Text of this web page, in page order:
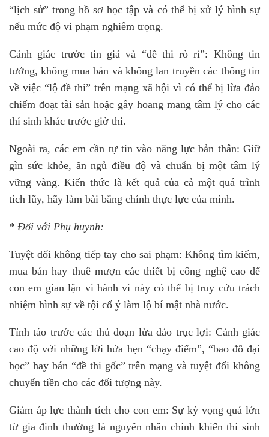
“lịch sử” trong hồ sơ học tập và có thể bị xử lý hình sự
nếu mức độ vi phạm nghiêm trọng.
Cảnh giác trước tin giả và “đề thi rò rỉ”: Không tin
tưởng, không mua bán và không lan truyền các thông tin
về việc “lộ đề thi” trên mạng xã hội vì có thể bị lừa đảo
chiếm đoạt tài sản hoặc gây hoang mang tâm lý cho các
thí sinh khác trước giờ thi.
Ngoài ra, các em cần tự tin vào năng lực bản thân: Giữ
gìn sức khỏe, ăn ngủ điều độ và chuẩn bị một tâm lý
vững vàng. Kiến thức là kết quả của cả một quá trình
tích lũy, hãy làm bài bằng chính thực lực của mình.
* Đối với Phụ huynh:
Tuyệt đối không tiếp tay cho sai phạm: Không tìm kiếm,
mua bán hay thuê mượn các thiết bị công nghệ cao để
con em gian lận vì hành vi này có thể bị truy cứu trách
nhiệm hình sự về tội cố ý làm lộ bí mật nhà nước.
Tỉnh táo trước các thủ đoạn lừa đảo trục lợi: Cảnh giác
cao độ với những lời hứa hẹn “chạy điểm”, “bao đỗ đại
học” hay bán “đề thi gốc” trên mạng và tuyệt đối không
chuyển tiền cho các đối tượng này.
Giảm áp lực thành tích cho con em: Sự kỳ vọng quá lớn
từ gia đình thường là nguyên nhân chính khiến thí sinh